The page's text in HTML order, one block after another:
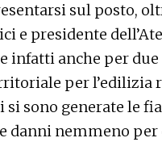
sul posto,
e presidente
infatti anche per
per
si sono generate le
danni nemmeno per